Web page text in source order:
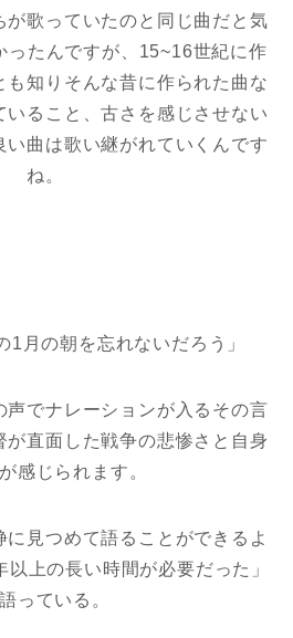
が歌っていたのと同じ曲だと気
ったんですが、15~16世紀に作
も知りそんな昔に作られた曲な
いること、古さを感じさせない
い曲は歌い継がれていくんです
ね。
1月の朝を忘れないだろう」
声でナレーションが入るその言
が直面した戦争の悲惨さと自身
感じられます。
見つめて語ることができるよ
上の長い時間が必要だった」
っている。